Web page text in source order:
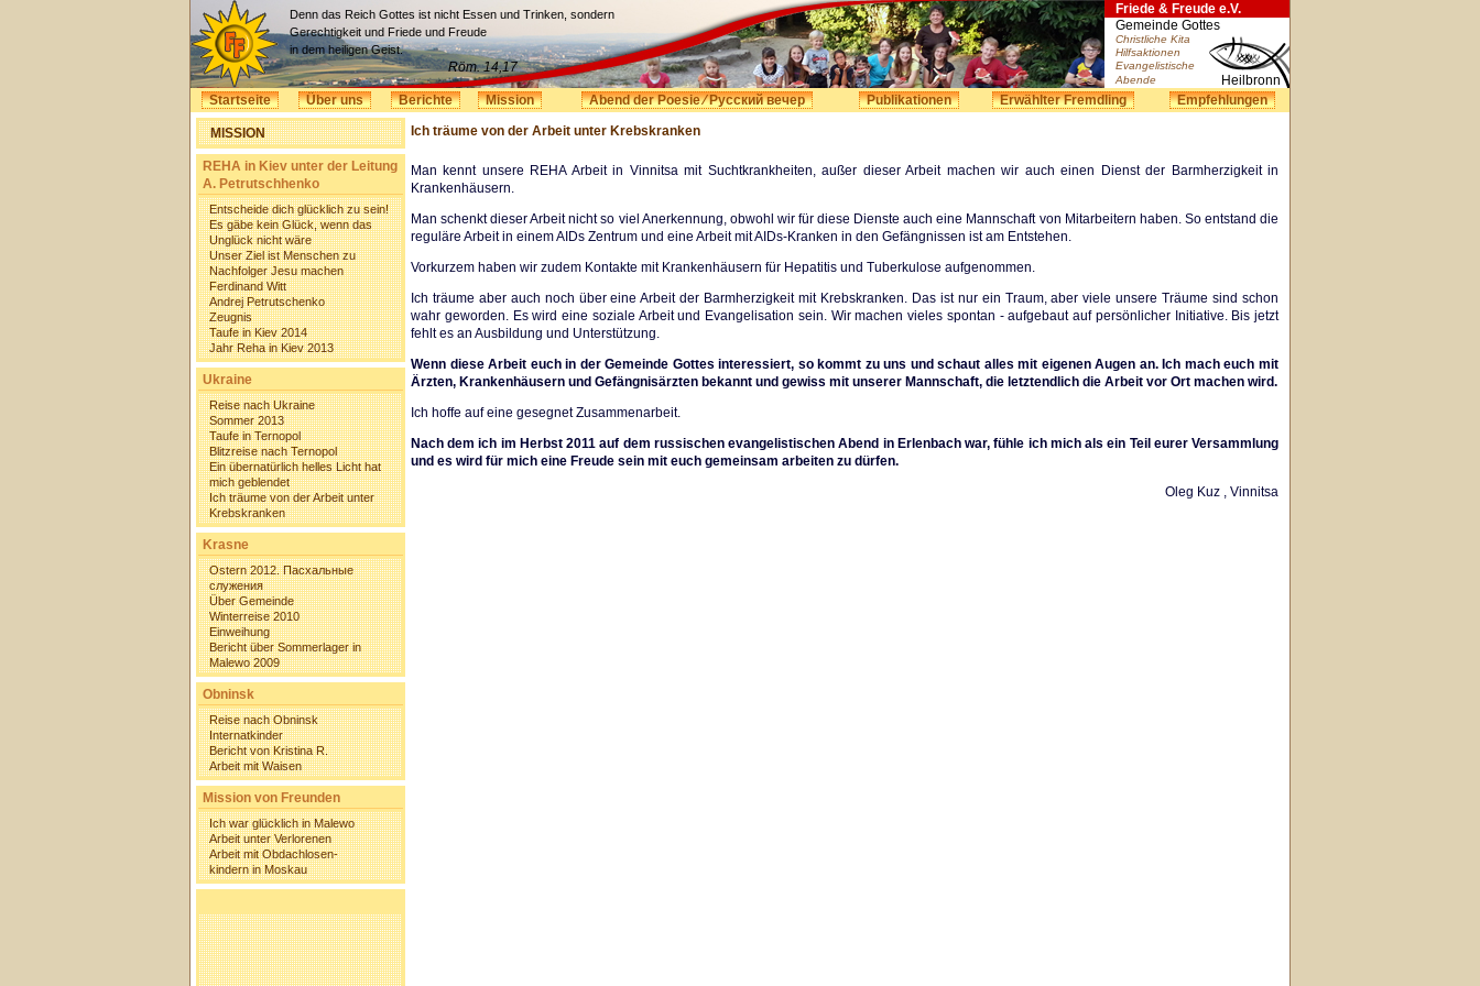
Denn das Reich Gottes ist nicht Essen und Trinken, sondern
Gerechtigkeit und Friede und Freude
in dem heiligen Geist.
Röm. 14,17
Friede & Freude e.V.
Gemeinde Gottes
Christliche Kita
Hilfsaktionen
Evangelistische
Abende
Heilbronn
Startseite
Über uns Berichte Mission Abend der Poesie ⁄ Русский вечер Publikationen Erwählter Fremdling Empfehlungen
MISSION
REHA in Kiev unter der Leitung
A. Petrutschhenko
Entscheide dich glücklich zu sein!
Es gäbe kein Glück, wenn das
Unglück nicht wäre
Unser Ziel ist Menschen zu
Nachfolger Jesu machen
Ferdinand Witt
Andrej Petrutschenko
Zeugnis
Taufe in Kiev 2014
Jahr Reha in Kiev 2013
Ukraine
Reise nach Ukraine
Sommer 2013
Taufe in Ternopol
Blitzreise nach Ternopol
Ein übernatürlich helles Licht hat
mich geblendet
Ich träume von der Arbeit unter
Krebskranken
Krasne
Ostern 2012. Пасхальные
служения
Über Gemeinde
Winterreise 2010
Einweihung
Bericht über Sommerlager in
Malewo 2009
Obninsk
Reise nach Obninsk
Internatkinder
Bericht von Kristina R.
Arbeit mit Waisen
Mission von Freunden
Ich war glücklich in Malewo
Arbeit unter Verlorenen
Arbeit mit Obdachlosen-
kindern in Moskau
Ich träume von der Arbeit unter Krebskranken
Man kennt unsere REHA Arbeit in Vinnitsa mit Suchtkrankheiten, außer dieser Arbeit machen wir auch einen Dienst der Barmherzigkeit in
Krankenhäusern.
Man schenkt dieser Arbeit nicht so viel Anerkennung, obwohl wir für diese Dienste auch eine Mannschaft von Mitarbeitern haben. So entstand die
reguläre Arbeit in einem AIDs Zentrum und eine Arbeit mit AIDs-Kranken in den Gefängnissen ist am Entstehen.
Vorkurzem haben wir zudem Kontakte mit Krankenhäusern für Hepatitis und Tuberkulose aufgenommen.
Ich träume aber auch noch über eine Arbeit der Barmherzigkeit mit Krebskranken. Das ist nur ein Traum, aber viele unsere Träume sind schon
wahr geworden. Es wird eine soziale Arbeit und Evangelisation sein. Wir machen vieles spontan - aufgebaut auf persönlicher Initiative. Bis jetzt
fehlt es an Ausbildung und Unterstützung.
Wenn diese Arbeit euch in der Gemeinde Gottes interessiert, so kommt zu uns und schaut alles mit eigenen Augen an. Ich mach euch mit
Ärzten, Krankenhäusern und Gefängnisärzten bekannt und gewiss mit unserer Mannschaft, die letztendlich die Arbeit vor Ort machen wird.
Ich hoffe auf eine gesegnet Zusammenarbeit.
Nach dem ich im Herbst 2011 auf dem russischen evangelistischen Abend in Erlenbach war, fühle ich mich als ein Teil eurer Versammlung
und es wird für mich eine Freude sein mit euch gemeinsam arbeiten zu dürfen.
Oleg Kuz , Vinnitsa